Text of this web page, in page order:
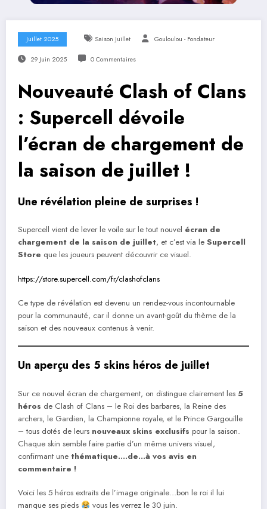
Juillet 2025 Saison Juillet Gouloulou - Fondateur
29 Juin 2025 0 Commentaires
Nouveauté Clash of Clans
: Supercell dévoile
l’écran de chargement de
la saison de juillet !
Une révélation pleine de surprises !
Supercell vient de lever le voile sur le tout nouvel écran de
chargement de la saison de juillet, et c’est via le Supercell
Store que les joueurs peuvent découvrir ce visuel.
https://store.supercell.com/fr/clashofclans
Ce type de révélation est devenu un rendez-vous incontournable
pour la communauté, car il donne un avant-goût du thème de la
saison et des nouveaux contenus à venir.
Un aperçu des 5 skins héros de juillet
Sur ce nouvel écran de chargement, on distingue clairement les 5
héros de Clash of Clans – le Roi des barbares, la Reine des
archers, le Gardien, la Championne royale, et le Prince Gargouille
– tous dotés de leurs nouveaux skins exclusifs pour la saison.
Chaque skin semble faire partie d’un même univers visuel,
confirmant une thématique….de…à vos avis en
commentaire !
Voici les 5 héros extraits de l’image originale…bon le roi il lui
manque ses pieds
vous les verrez le 30 juin.